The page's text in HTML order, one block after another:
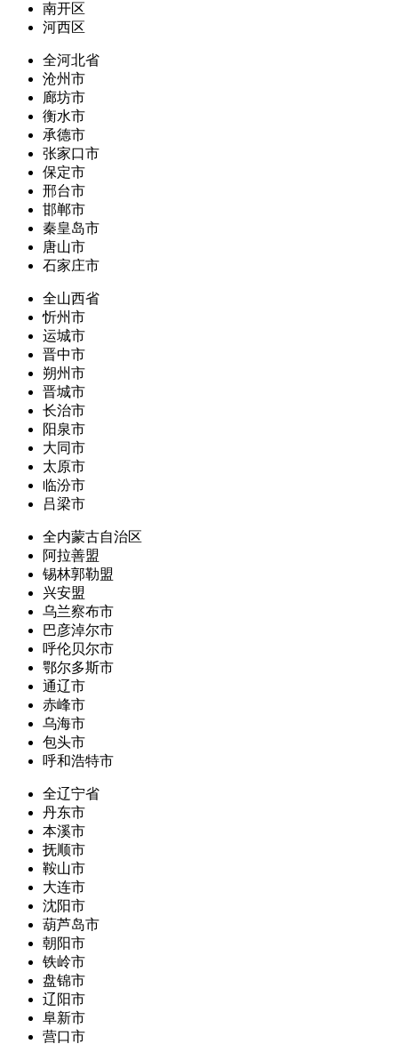
南开区
河西区
全河北省
沧州市
廊坊市
衡水市
承德市
张家口市
保定市
邢台市
邯郸市
秦皇岛市
唐山市
石家庄市
全山西省
忻州市
运城市
晋中市
朔州市
晋城市
长治市
阳泉市
大同市
太原市
临汾市
吕梁市
全内蒙古自治区
阿拉善盟
锡林郭勒盟
兴安盟
乌兰察布市
巴彦淖尔市
呼伦贝尔市
鄂尔多斯市
通辽市
赤峰市
乌海市
包头市
呼和浩特市
全辽宁省
丹东市
本溪市
抚顺市
鞍山市
大连市
沈阳市
葫芦岛市
朝阳市
铁岭市
盘锦市
辽阳市
阜新市
营口市